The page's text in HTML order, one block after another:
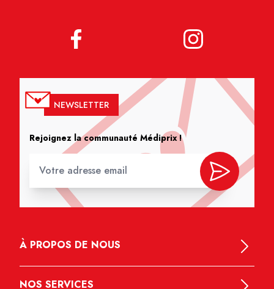
NEWSLETTER
Rejoignez la communauté Médiprix !
À PROPOS DE NOUS
NOS SERVICES